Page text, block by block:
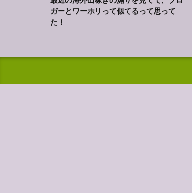
ガーとワーホリって似てるって思って
た！